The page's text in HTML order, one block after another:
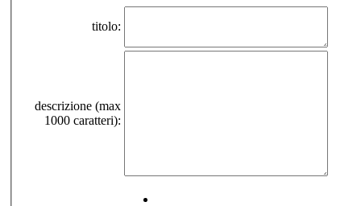
titolo:
descrizione (max
1000 caratteri):